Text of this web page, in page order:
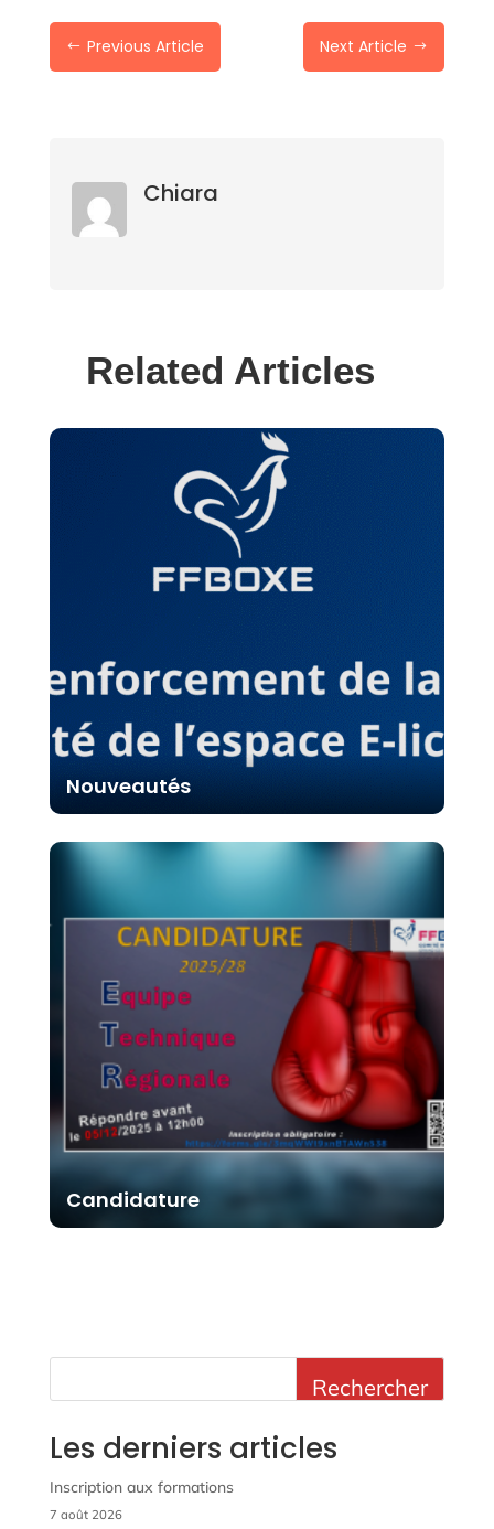
# Previous Article Next Article $
Chiara
Related Articles
Nouveautés
Candidature
Rechercher
Les derniers articles
Inscription aux formations
7 août 2026